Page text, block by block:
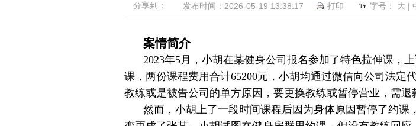
分享到： 发布时间：2026-05-19 13:38:17 打印 字号： 大 |
案情简介
2023年5月，小胡在某健身公司报名参加了特色拉伸课，
课，两份课程费用合计65200元，小胡均通过微信向公司法定
教练或是被告公司的单方原因，要更换教练或暂停营业，需退
然而，小胡上了一段时间课程后因为身体原因暂停了约